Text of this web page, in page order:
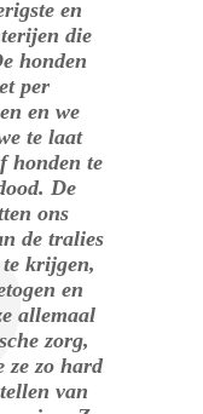
en
die
honden
per
en we
te laat
honden te
De
ons
de tralies
krijgen,
en
allemaal
zorg,
ze zo hard
van